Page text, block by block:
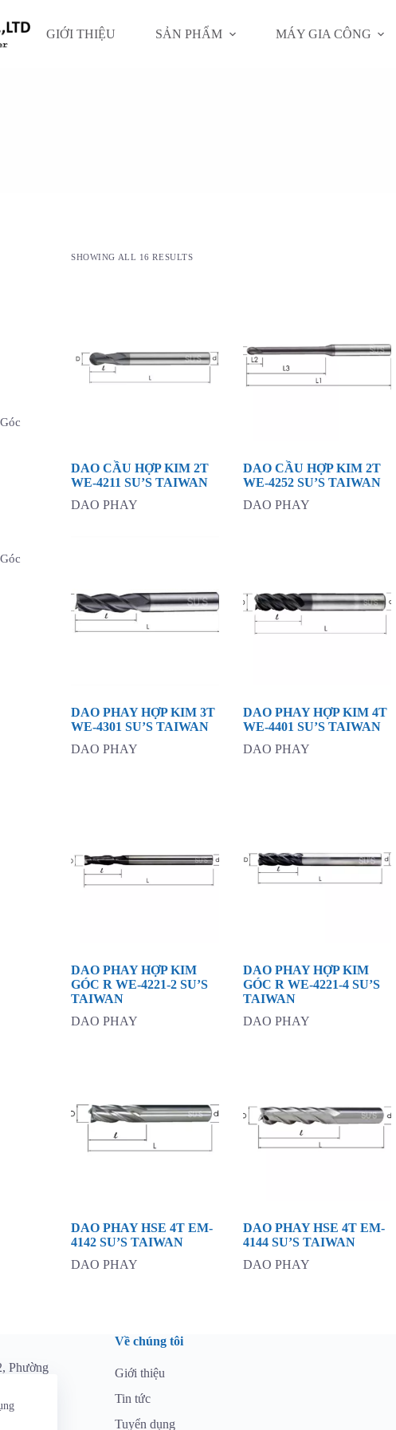
GIỚI THIỆU SẢN PHẨM MÁY GIA CÔNG
SHOWING ALL 16 RESULTS
DAO CẦU HỢP KIM 2T
WE-4211 SU’S TAIWAN
DAO PHAY
DAO CẦU HỢP KIM 2T
WE-4252 SU’S TAIWAN
DAO PHAY
DAO PHAY HỢP KIM 3T
WE-4301 SU’S TAIWAN
DAO PHAY
DAO PHAY HỢP KIM 4T
WE-4401 SU’S TAIWAN
DAO PHAY
DAO PHAY HỢP KIM
GÓC R WE-4221-2 SU’S
TAIWAN
DAO PHAY
DAO PHAY HỢP KIM
GÓC R WE-4221-4 SU’S
TAIWAN
DAO PHAY
DAO PHAY HSE 4T EM-
4142 SU’S TAIWAN
DAO PHAY
DAO PHAY HSE 4T EM-
4144 SU’S TAIWAN
DAO PHAY
Phường
Về chúng tôi
Giới thiệu
Tin tức
Tuyển dụng